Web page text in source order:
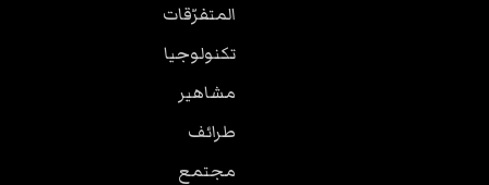
المتفرّقات
تكنولوجيا
مشاهير
طرائف
مجتمع